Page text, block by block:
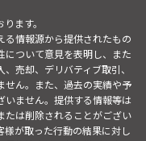
ます。
る情報源から提供されたもの
について意見を表明し、また
売却、デリバティブ取引、
せん。また、過去の実績や予
いません。提供する情報等は
たは削除されることがござい
様が取った行動の結果に対し